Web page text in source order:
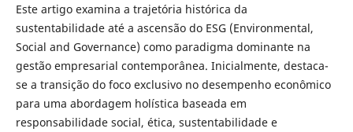
Este artigo examina a trajetória histórica da
sustentabilidade até a ascensão do ESG (Environmental,
Social and Governance) como paradigma dominante na
gestão empresarial contemporânea. Inicialmente, destaca-
se a transição do foco exclusivo no desempenho econômico
para uma abordagem holística baseada em
responsabilidade social, ética, sustentabilidade e